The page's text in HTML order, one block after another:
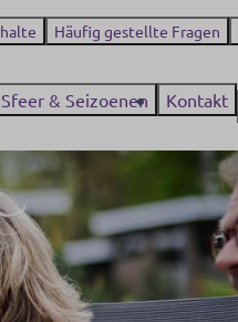
Häufig gestellte Fragen
Sfeer & Seizoenen Kontakt